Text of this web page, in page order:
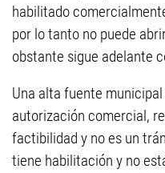
habilitado
por lo tanto no puede
obstante sigue adelante
Una alta fuente
autorización comercial,
factibilidad y no es un
tiene habilitación y no